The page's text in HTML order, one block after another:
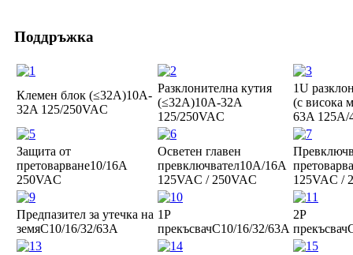
Поддръжка
Клемен блок (≤32A)10A-
32A 125/250VAC
Разклонителна кутия
(≤32A)10A-32A
125/250VAC
1U
(с висока
63A 125A/
Защита от
претоварване10/16A
250VAC
Осветен главен
превключвател10A/16A
125VAC / 250VAC
125VAC /
Предпазител за утечка на
земяC10/16/32/63A
1P
прекъсвачC10/16/32/63A
2P
прекъсвач